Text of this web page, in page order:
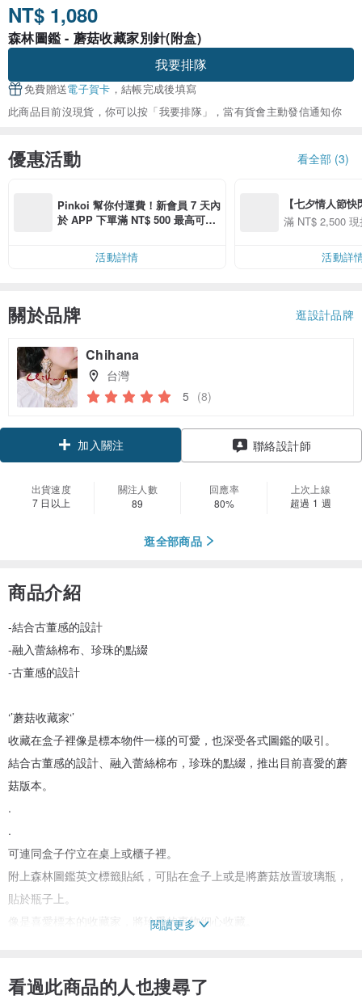
NT$ 1,080
森林圖鑑 - 蘑菇收藏家別針(附盒)
我要排隊
免費贈送電子賀卡 ，結帳完成後填寫
此商品目前沒現貨，你可以按「我要排隊」，當有貨會主動發信通知你
優惠活動 看全部 (3)
Pinkoi 幫你付運費！新會員 7 天內
於 APP 下單滿 NT$ 500 最高可折
活動詳情
【七夕情人節
用 APP 購買任
00 現折 NT$100
滿 NT$ 2,500
活動詳
關於品牌 逛設計品牌
Chihana
台灣
5 (8)
加入關注 聯絡設計師
出貨速度
7 日以上
關注人數
89
回應率
80%
上次上線
超過 1 週
逛全部商品
商品介紹
-結合古董感的設計
-融入蕾絲棉布、珍珠的點綴
-古董感的設計
‘’蘑菇收藏家‘’
收藏在盒子裡像是標本物件一樣的可愛，也深受各式圖鑑的吸引。
結合古董感的設計、融入蕾絲棉布，珍珠的點綴，推出目前喜愛的蘑
菇版本。
.
.
可連同盒子佇立在桌上或櫃子裡。
附上森林圖鑑英文標籤貼紙，可貼在盒子上或是將蘑菇放置玻璃瓶，
貼於瓶子上。
像是喜愛標本的收藏家，將珍愛的事物細心收藏。
閱讀更多
看過此商品的人也搜尋了